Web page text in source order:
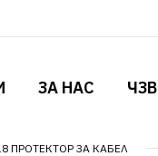
ЗА НАС ЧЗВ
ПРОТЕКТОР ЗА КАБЕЛ